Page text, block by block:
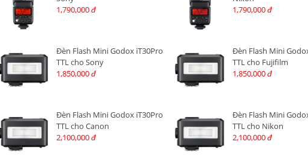
1,790,000 đ
1,790,000 đ
Đèn Flash Mini Godox iT30Pro
TTL cho Sony
1,850,000 đ
Đèn Flash Mini
TTL cho Fujifilm
1,850,000 đ
Đèn Flash Mini Godox iT30Pro
TTL cho Canon
2,100,000 đ
Đèn Flash Mini
TTL cho Nikon
2,100,000 đ